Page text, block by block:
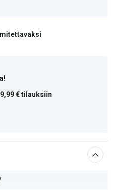
€ tilauksiin